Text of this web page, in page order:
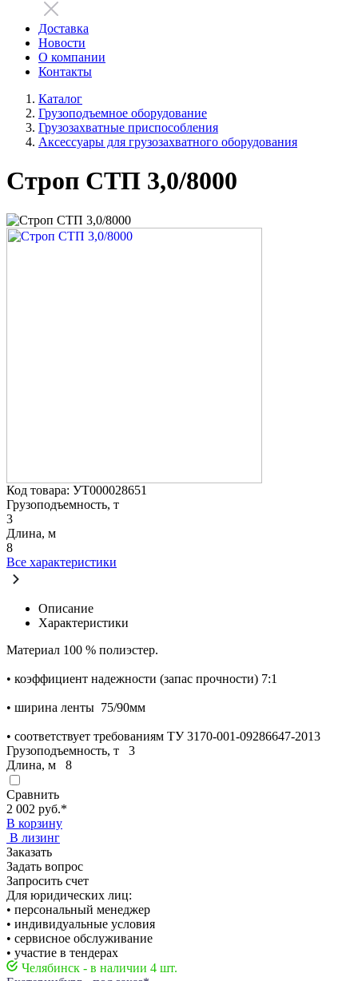
Доставка
Новости
О компании
Контакты
Каталог
Грузоподъемное оборудование
Грузозахватные приспособления
Аксессуары для грузозахватного оборудования
Строп СТП 3,0/8000
Код товара: УТ000028651
Грузоподъемность, т
3
Длина, м
8
Все характеристики
Описание
Характеристики
Материал 100 % полиэстер.
• коэффициент надежности (запас прочности) 7:1
• ширина ленты 75/90мм
• соответствует требованиям ТУ 3170-001-09286647-2013
Грузоподъемность, т
3
Длина, м
8
Сравнить
2 002 руб.*
В корзину
В лизинг
Заказать
Задать вопрос
Запросить счет
Для юридических лиц:
• персональный менеджер
• индивидуальные условия
• сервисное обслуживание
• участие в тендерах
Челябинск - в наличии 4 шт.